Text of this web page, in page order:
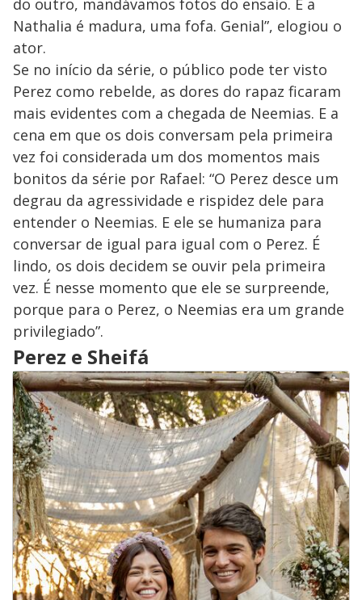
do outro, mandávamos fotos do ensaio. E a
Nathalia é madura, uma fofa. Genial”, elogiou o
ator.
Se no início da série, o público pode ter visto
Perez como rebelde, as dores do rapaz ficaram
mais evidentes com a chegada de Neemias. E a
cena em que os dois conversam pela primeira
vez foi considerada um dos momentos mais
bonitos da série por Rafael: “O Perez desce um
degrau da agressividade e rispidez dele para
entender o Neemias. E ele se humaniza para
conversar de igual para igual com o Perez. É
lindo, os dois decidem se ouvir pela primeira
vez. É nesse momento que ele se surpreende,
porque para o Perez, o Neemias era um grande
privilegiado”.
Perez e Sheifá